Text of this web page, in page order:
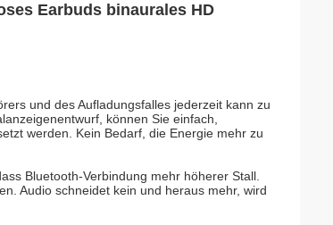
Earbuds binaurales HD
und des Aufladungsfalles jederzeit kann zu
können Sie einfach,
werden. Kein Bedarf, die Energie mehr zu
Bluetooth-Verbindung mehr höherer Stall.
Audio schneidet kein und heraus mehr, wird